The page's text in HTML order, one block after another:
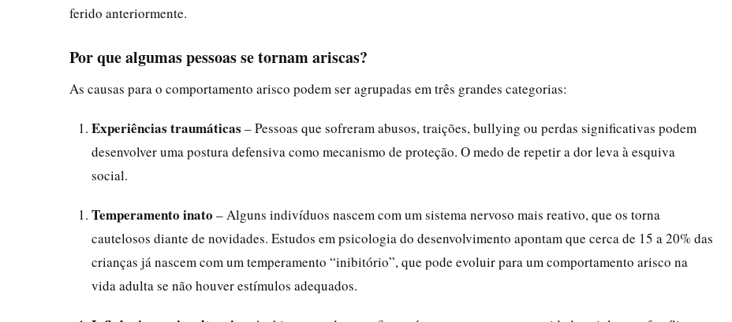
ferido anteriormente.
Por que algumas pessoas se tornam ariscas?
As causas para o comportamento arisco podem ser agrupadas em três grandes categorias:
Experiências traumáticas – Pessoas que sofreram abusos, traições, bullying ou perdas significativas podem
desenvolver uma postura defensiva como mecanismo de proteção. O medo de repetir a dor leva à esquiva
social.
Temperamento inato – Alguns indivíduos nascem com um sistema nervoso mais reativo, que os torna
cautelosos diante de novidades. Estudos em psicologia do desenvolvimento apontam que cerca de 15 a 20% das
crianças já nascem com um temperamento “inibitório”, que pode evoluir para um comportamento arisco na
vida adulta se não houver estímulos adequados.